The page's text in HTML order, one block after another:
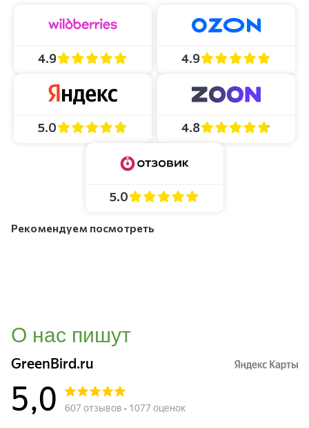
4.9 4.9
5.0 4.8
5.0
Рекомендуем посмотреть
О нас пишут